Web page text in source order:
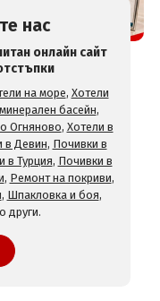
нас
онлайн сайт
на море, Хотели
басейн,
Огняново, Хотели в
в Девин, Почивки в
в Турция, Почивки в
, Ремонт на покриви,
, Шпакловка и боя,
други.